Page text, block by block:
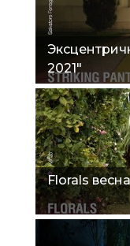
2021"
Florals